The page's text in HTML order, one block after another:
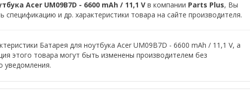
Acer UM09B7D - 6600 mAh / 11,1 V в компании Parts Plus, Вы
спецификацию и др. характеристики товара на сайте производителя.
Батарея для ноутбука Acer UM09B7D - 6600 mAh / 11,1 V, а
этого товара могут быть изменены производителем без
уведомления.